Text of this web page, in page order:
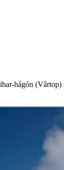
hágón